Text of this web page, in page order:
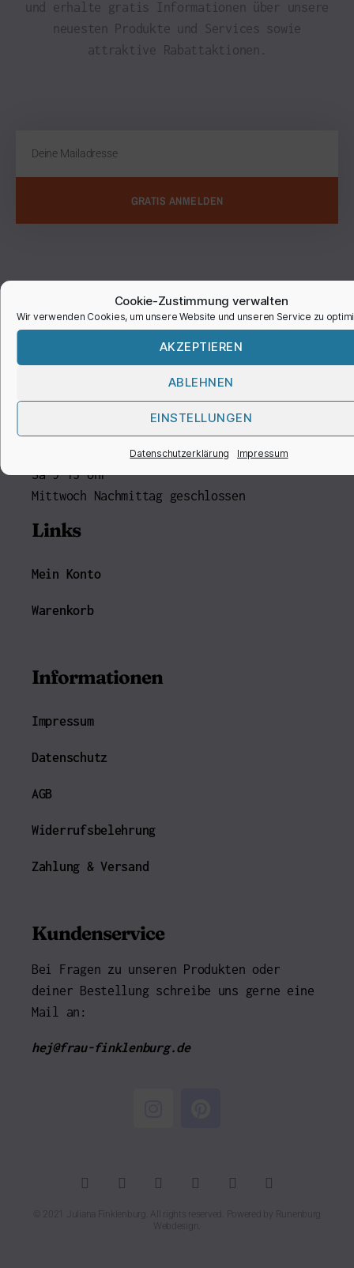
Cookie-Zustimmung verwalten
Wir verwenden Cookies, um unsere Website und unseren Service zu
AKZEPTIEREN
ABLEHNEN
EINSTELLUNGEN
Datenschutzerklärung Impressum
und erhalte gratis Informationen über unsere
neuesten Produkte und Services sowie
attraktive Rabattaktionen.
GRATIS ANMELDEN
Frau Finklenburg
Anschrift
Wipperfürther Straße 386
Mo, Di, Do, Fr 14:30-18 Uhr
Sa 9-13 Uhr
Mittwoch Nachmittag geschlossen
Links
Mein Konto
Warenkorb
Informationen
Impressum
Datenschutz
AGB
Widerrufsbelehrung
Zahlung & Versand
Kundenservice
Bei Fragen zu unseren Produkten oder
deiner Bestellung schreibe uns gerne eine
Mail an:
hej@frau-finklenburg.de
© 2021 Juliana Finklenburg. All rights reserved. Powered by
Runenburg
Webdesign